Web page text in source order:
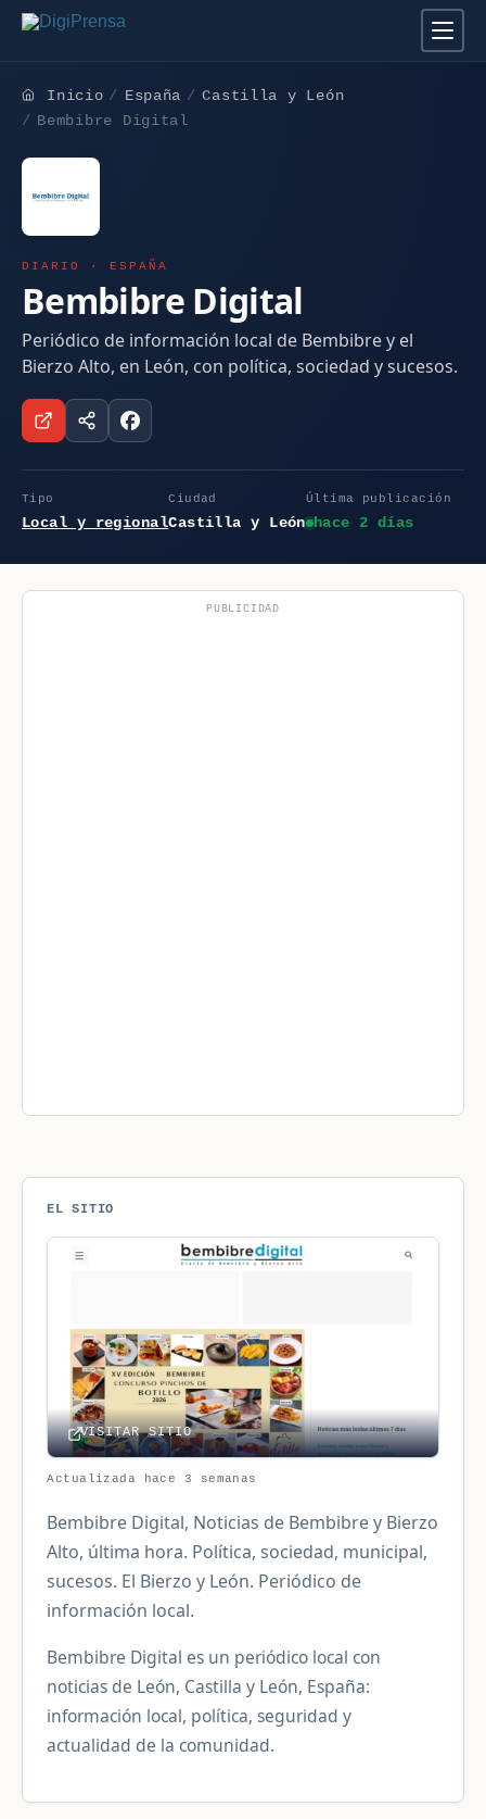
Inicio España
Castilla y León
Bembibre Digital
DIARIO · ESPAÑA
Bembibre Digital
Periódico de información local de Bembibre y el
Bierzo Alto, en León, con política, sociedad y sucesos.
Tipo
Local y regional
Ciudad
Castilla y León
Última publicación
hace 2 días
PUBLICIDAD
EL SITIO
VISITAR SITIO
Actualizada hace 3 semanas
Bembibre Digital, Noticias de Bembibre y Bierzo
Alto, última hora. Política, sociedad, municipal,
sucesos. El Bierzo y León. Periódico de
información local.
Bembibre Digital es un periódico local con
noticias de León, Castilla y León, España:
información local, política, seguridad y
actualidad de la comunidad.